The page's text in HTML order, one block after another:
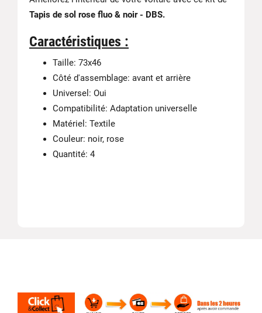
Tapis de sol rose fluo & noir - DBS.
Caractéristiques :
Taille: 73х46
Côté d'assemblage: avant et arrière
Universel: Oui
Compatibilité: Adaptation universelle
Matériel: Textile
Couleur: noir, rose
Quantité: 4